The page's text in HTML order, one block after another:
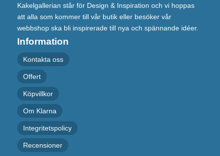
Kakelgallerian står för Design & Inspiration och vi hoppas
att alla som kommer till vår butik eller besöker vår
webbshop ska bli inspirerade till nya och spännande idéer.
Information
Kontakta oss
Offert
Köpvillkor
Om Klarna
Integritetspolicy
Recensioner